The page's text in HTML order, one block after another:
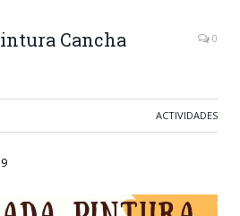
Cancha
0
ACTIVIDADES